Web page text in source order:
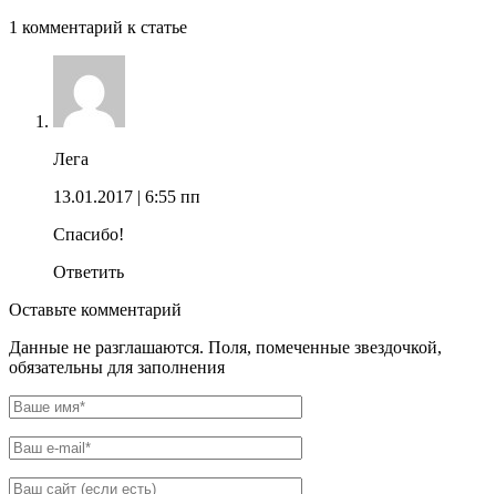
1 комментарий к статье
Лега
13.01.2017 | 6:55 пп
Спасибо!
Ответить
Оставьте комментарий
Данные не разглашаются. Поля, помеченные звездочкой,
обязательны для заполнения